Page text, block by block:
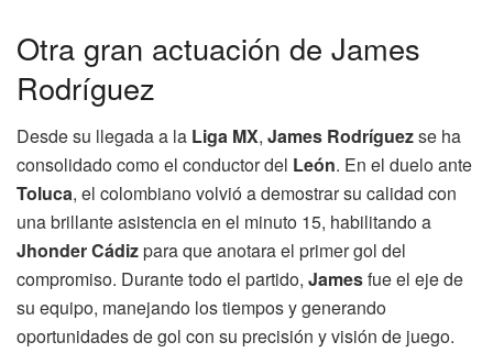
Otra gran actuación de James
Rodríguez
Desde su llegada a la Liga MX, James Rodríguezse ha
consolidado como el conductor del León. En el duelo ante
Toluca, el colombiano volvió a demostrar su calidad con
una brillante asistencia en el minuto 15, habilitando a
Jhonder Cádizpara que anotara el primer gol del
compromiso. Durante todo el partido, Jamesfue el eje de
su equipo, manejando los tiempos y generando
oportunidades de gol con su precisión y visión de juego.